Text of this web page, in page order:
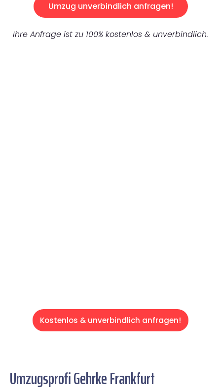
Umzug unverbindlich anfragen!
Ihre Anfrage ist zu 100% kostenlos & unverbindlich.
Kostenlos & unverbindlich anfragen!
Umzugsprofi Gehrke Frankfurt